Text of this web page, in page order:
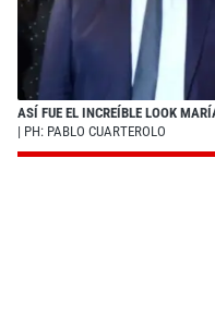
ASÍ FUE EL INCREÍBLE LOOK
| PH: PABLO CUARTEROLO